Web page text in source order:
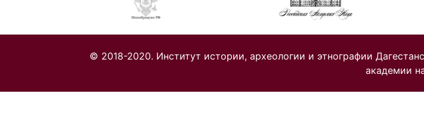
© 2018-2020. Институт истории, археологии и этнографии
академии